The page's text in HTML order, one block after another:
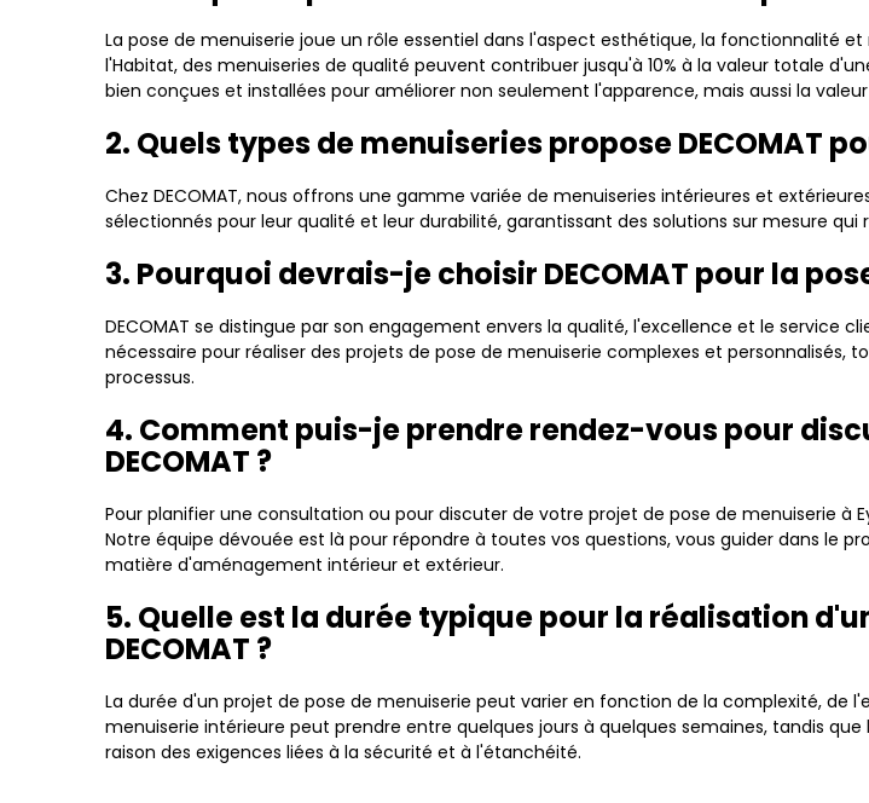
La pose de menuiserie joue un rôle essentiel dans l'aspect esthétique, la fonctionnalité
l'Habitat, des menuiseries de qualité peuvent contribuer jusqu'à 10% à la valeur totale
bien conçues et installées pour améliorer non seulement l'apparence, mais aussi la
2. Quels types de menuiseries propose DECOMAT
Chez DECOMAT, nous offrons une gamme variée de menuiseries intérieures et
sélectionnés pour leur qualité et leur durabilité, garantissant des solutions sur mesure
3. Pourquoi devrais-je choisir DECOMAT pour la
DECOMAT se distingue par son engagement envers la qualité, l'excellence et le service
nécessaire pour réaliser des projets de pose de menuiserie complexes et
processus.
4. Comment puis-je prendre rendez-vous pour
DECOMAT ?
Pour planifier une consultation ou pour discuter de votre projet de pose de menuiserie
Notre équipe dévouée est là pour répondre à toutes vos questions, vous guider dans le
matière d'aménagement intérieur et extérieur.
5. Quelle est la durée typique pour la réalisation
DECOMAT ?
La durée d'un projet de pose de menuiserie peut varier en fonction de la complexité, de
menuiserie intérieure peut prendre entre quelques jours à quelques semaines, tandis
raison des exigences liées à la sécurité et à l'étanchéité.